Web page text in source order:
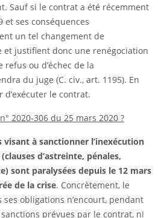
Sauf si le contrat a été récemment
et ses conséquences
un tel changement de
et justifient donc une renégociation
ou d’échec de la
du juge (C. civ., art. 1195). En
le contrat.
2020-306 du 25 mars 2020 ?
visant à sanctionner l’inexécution
d’astreinte, pénales,
sont paralysées depuis le 12 mars
de la crise. Concrètement, le
obligations n’encourt, pendant
prévues par le contrat, ni